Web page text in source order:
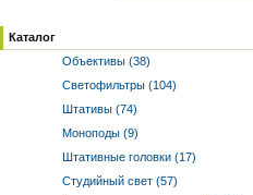
Каталог
Объективы (38)
Светофильтры (104)
Штативы (74)
Моноподы (9)
Штативные головки (17)
Студийный свет (57)